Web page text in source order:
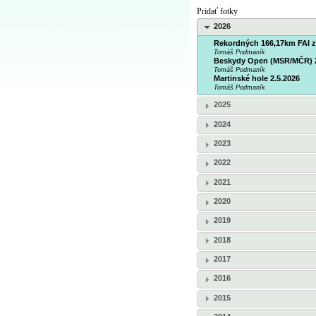
Pridať fotky
2026
Rekordných 166,17km FAI
Tomáš Podmaník
Beskydy Open (MSR/MČR)
Tomáš Podmaník
Martinské hole 2.5.2026
Tomáš Podmaník
2025
2024
2023
2022
2021
2020
2019
2018
2017
2016
2015